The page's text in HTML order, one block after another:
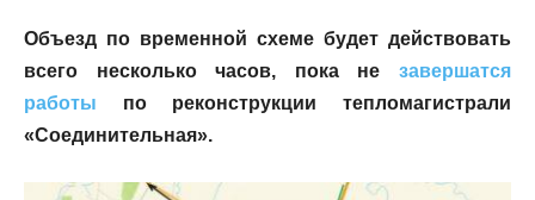
Объезд по временной схеме будет действовать
всего несколько часов, пока не завершатся
работы по реконструкции тепломагистрали
«Соединительная».